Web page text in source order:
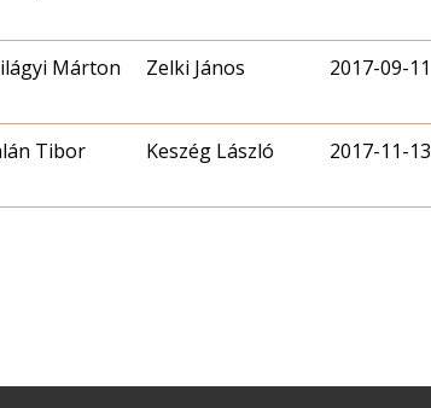
Márton Zelki János 2017-09-11
Tibor Keszég László 2017-11-13